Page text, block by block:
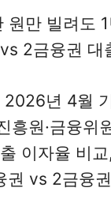
원만 빌려도
2금융권 대
2026년 4월
흥원·금융위
이자율 비
권 vs 2금융